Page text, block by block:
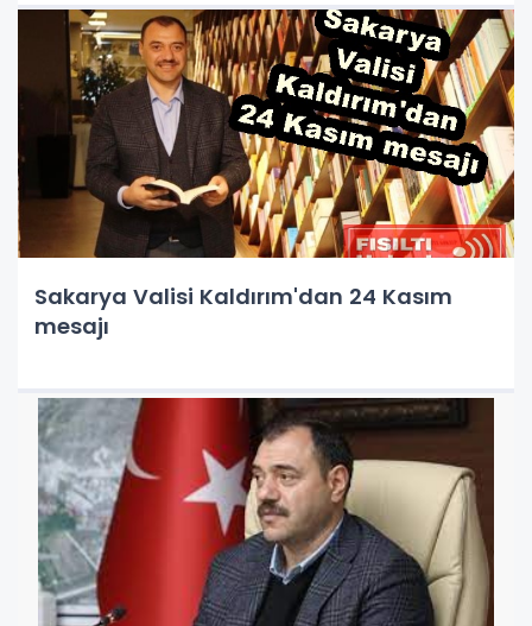
Sakarya Valisi Kaldırım'dan 24 Kasım
mesajı